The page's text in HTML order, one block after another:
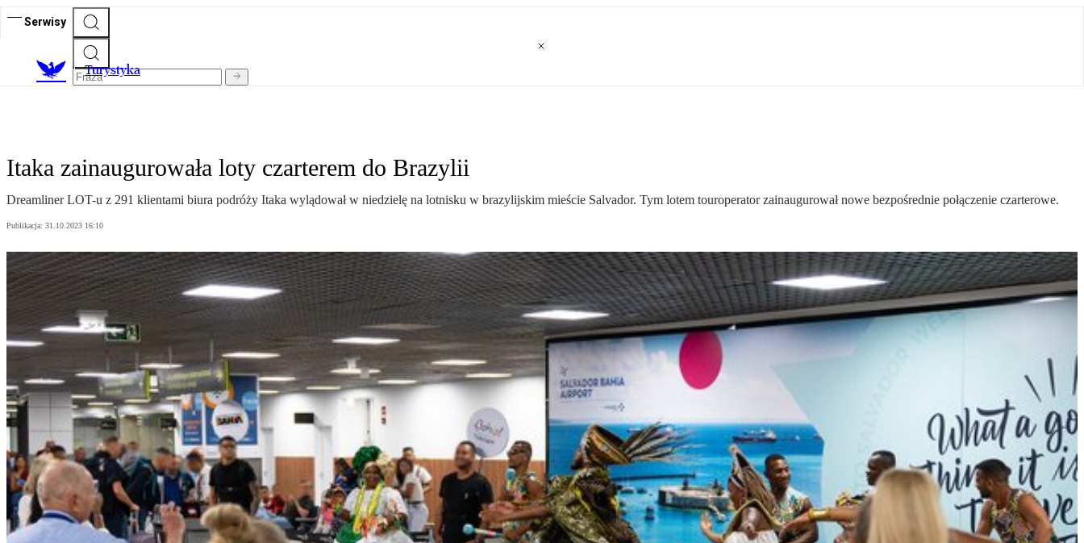
Serwisy
Turystyka
Itaka zainaugurowała loty czarterem do Brazylii
Dreamliner LOT-u z 291 klientami biura podróży Itaka wylądował w niedzielę na lotnisku w brazylijskim mieście Salvador. Tym lotem touroperator zainaugurował nowe bezpośrednie połączenie czarterowe.
Publikacja: 31.10.2023 16:10